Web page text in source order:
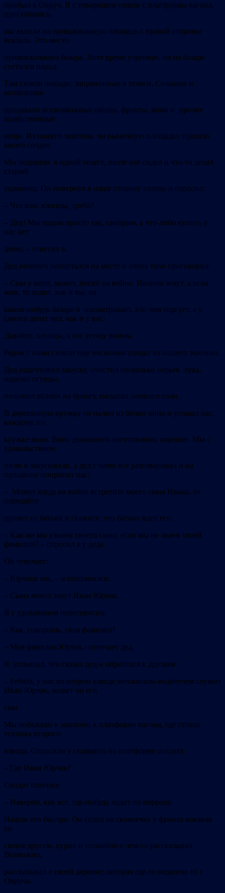
прибыл в Овруч. Я с товарищем сошли с платформы вагона,
прогуливаясь,
мы вышли на привокзальную площадь с правой стороны
вокзала. Это место
привокзального базара. Хотя время утреннее, но на базаре
суетился народ.
Там стояли лошади, запряженные в телеги. Сельчане и
колхозники
продавали всевозможные овощи, фрукты, вино и прочие
хозяйственные
вещи. Из нашего эшелона на рыночную площадку пришло
много солдат.
Мы подошли к одной телеге, возле неё сидел и что-то делал
старый
украинец. Он повернул в нашу сторону голову и спросил:
– Что вам, хлопцы, треба?
– Дед! Мы ходим просто так, смотрим, а что-либо купить у
нас нет
денег, – ответил я.
Дед немного потоптался на месте и очень тихо проговорил:
– Сын у меня, может, погиб на войне. Иваном зовут, а если
жив, то ходит, как и вы, на
каком-нибудь базаре и посматривает, кто чем торгует, а у
самого денег нет, как и у вас.
Давайте, хлопцы, я вас угощу вином.
Рядом с нами стояли еще несколько солдат из нашего эшелона.
Дед подготовил закуску, очистил несколько перьев лука,
нарезал огурцы,
положил яблоки на бумагу, насыпал немного соли.
В деревянную кружку он налил из бочки вино и угощал нас:
каждому по
кружке вина. Вино домашнего изготовлния, хорошее. Мы с
удовольствием
пили и закусывали, а дед с нами всё разговаривал и на
прощание попросил нас:
– Mожет когда на войне встретите моего сына Ивана, то
передайте
привет от батьки и скажите, что батько ждет его.
– Kак же мы узнаем твоего сына, если мы не знаем твоей
фамилии? – спросил я у деда.
Он отвечает:
– Юрчаки мы, – и поправился:
– Сына моего зовут Иван Юрчак.
Я с удивлением переспросил:
– Как, говоришь, твоя фамилия?
– Моя фамилия Юрчак,- отвечает дед.
Я услышал, что сказал дед и обратился к друзьям:
– Ребята, у нас во втором взводе механиком-водителем служит
Иван Юрчак, может он его
сын.
Мы побежали к эшелону, к платформе вагона, где стояла
техника второго
взвода. Спросили у сидящего на платформе солдата:
– Где Иван Юрчак?
Солдат ответил:
– Наверно, как все, где-нибудь ходит по перрону.
Нашли его быстро. Он сидел на скамеечке у фронта вокзала
со
своим другом, курил и спокойно о чем-то рассказывал.
Возможно,
рассказывал о своей деревне, которая где-то недалеко от г.
Овруча.